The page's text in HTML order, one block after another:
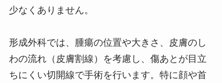
少なくありません。
形成外科では、腫瘍の位置や大きさ、皮膚のし
わの流れ（皮膚割線）を考慮し、傷あとが目立
ちにくい切開線で手術を行います。特に顔や首